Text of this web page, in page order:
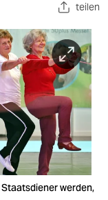
teilen
werden,